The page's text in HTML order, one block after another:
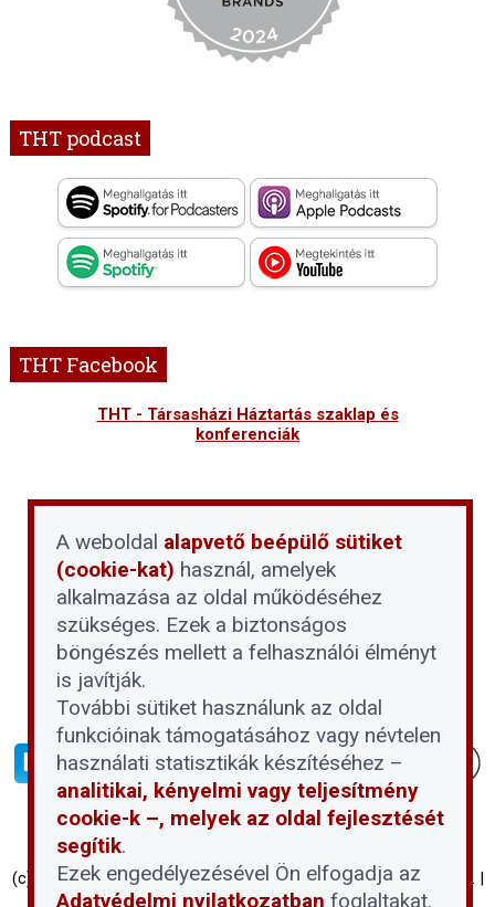
THT podcast
THT Facebook
THT - Társasházi Háztartás szaklap és
konferenciák
(c) Társasházi Háztartás 2026 | Proptech Digital Investment Zrt. |
A weboldal alapvető beépülő sütiket
(cookie-kat) használ, amelyek
alkalmazása az oldal működéséhez
szükséges. Ezek a biztonságos
böngészés mellett a felhasználói élményt
is javítják.
További sütiket használunk az oldal
funkcióinak támogatásához vagy névtelen
használati statisztikák készítéséhez –
analitikai, kényelmi vagy teljesítmény
cookie-k –, melyek az oldal fejlesztését
segítik.
Ezek engedélyezésével Ön elfogadja az
Adatvédelmi nyilatkozatban foglaltakat.